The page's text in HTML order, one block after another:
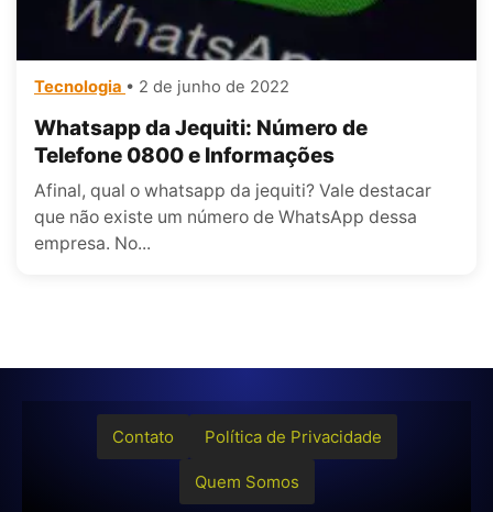
Tecnologia • 2 de junho de 2022
Whatsapp da Jequiti: Número de
Telefone 0800 e Informações
Afinal, qual o whatsapp da jequiti? Vale destacar
que não existe um número de WhatsApp dessa
empresa. No...
Contato Política de Privacidade
Quem Somos